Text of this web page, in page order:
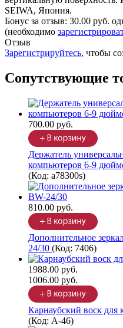
SEIWA, Япония.
Бонус за отзыв: 30.00 руб.
(необходимо
Отзыв
Зарегистрируйтесь, чтобы
Сопутствующие
700.00 руб.
Держатель
компьютеров 6-9
(Код: a78300s)
810.00 руб.
Дополнительное
24/30 (Код: 7406)
1988.00 руб.
1006.00 руб.
Карнаубский воск для
(Код: A-46)